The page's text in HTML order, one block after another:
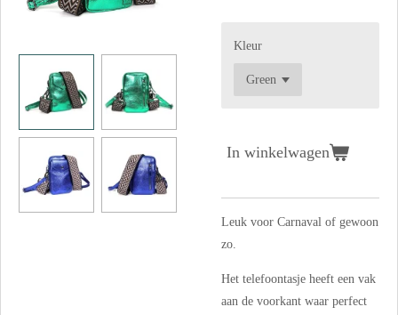
Kleur
In winkelwagen
Leuk voor Carnaval of gewoon
zo.
Het telefoontasje heeft een vak
aan de voorkant waar perfect